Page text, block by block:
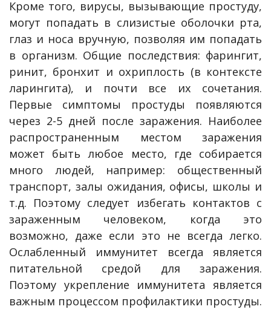
Кроме того, вирусы, вызывающие простуду,
могут попадать в слизистые оболочки рта,
глаз и носа вручную, позволяя им попадать
в организм. Общие последствия: фарингит,
ринит, бронхит и охриплость (в контексте
ларингита), и почти все их сочетания.
Первые симптомы простуды появляются
через 2-5 дней после заражения. Наиболее
распространенным местом заражения
может быть любое место, где собирается
много людей, например: общественный
транспорт, залы ожидания, офисы, школы и
т.д. Поэтому следует избегать контактов с
зараженным человеком, когда это
возможно, даже если это не всегда легко.
Ослабленный иммунитет всегда является
питательной средой для заражения.
Поэтому укрепление иммунитета является
важным процессом профилактики простуды.